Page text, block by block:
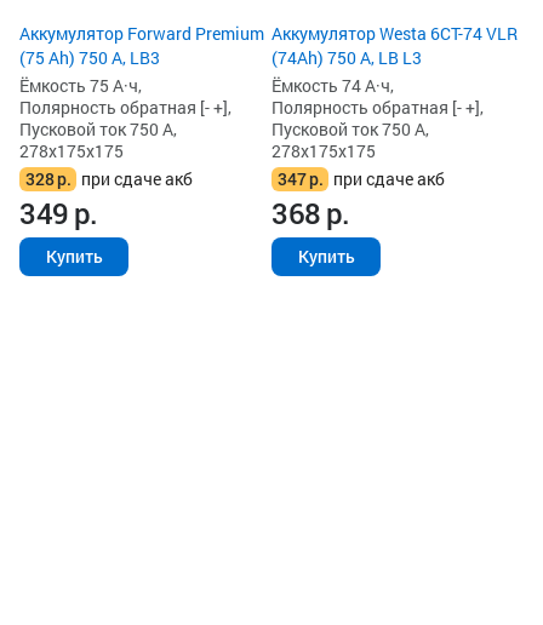
Аккумулятор Forward Premium
(75 Ah) 750 А, LB3
Ёмкость 75 А·ч,
Полярность обратная [- +],
Пусковой ток 750 А,
278x175x175
328р. при сдаче акб
349р.
Купить
Аккумулятор Westa 6СТ-74 VLR
(74Ah) 750 А, LB L3
Ёмкость 74 А·ч,
Полярность обратная [- +],
Пусковой ток 750 А,
278x175x175
347р. при сдаче акб
368р.
Купить